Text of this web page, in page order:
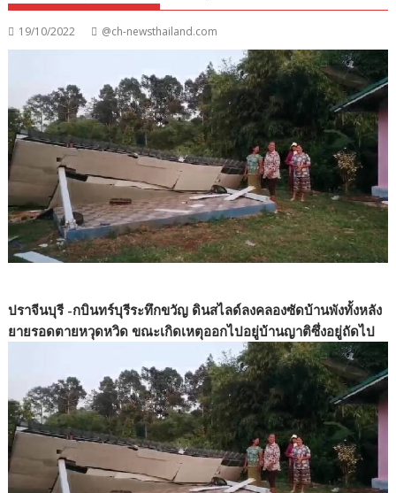
19/10/2022 @ch-newsthailand.com
ปราจีนบุรี -กบินทร์บุรีระทึกขวัญ ดินสไลด์ลงคลองซัดบ้านพังทั้งหลัง
ยายรอดตายหวุดหวิด ขณะเกิดเหตุออกไปอยู่บ้านญาติซึ่งอยู่ถัดไป